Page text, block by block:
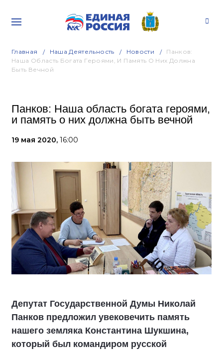
Главная Наша Деятельность Новости
Панков:
Наша Область Богата Героями, И Память О Них Должна
Быть Вечной
Панков: Наша область богата героями,
и память о них должна быть вечной
19 мая 2020, 16:00
Депутат Государственной Думы Николай
Панков предложил увековечить память
нашего земляка Константина Шукшина,
который был командиром русской